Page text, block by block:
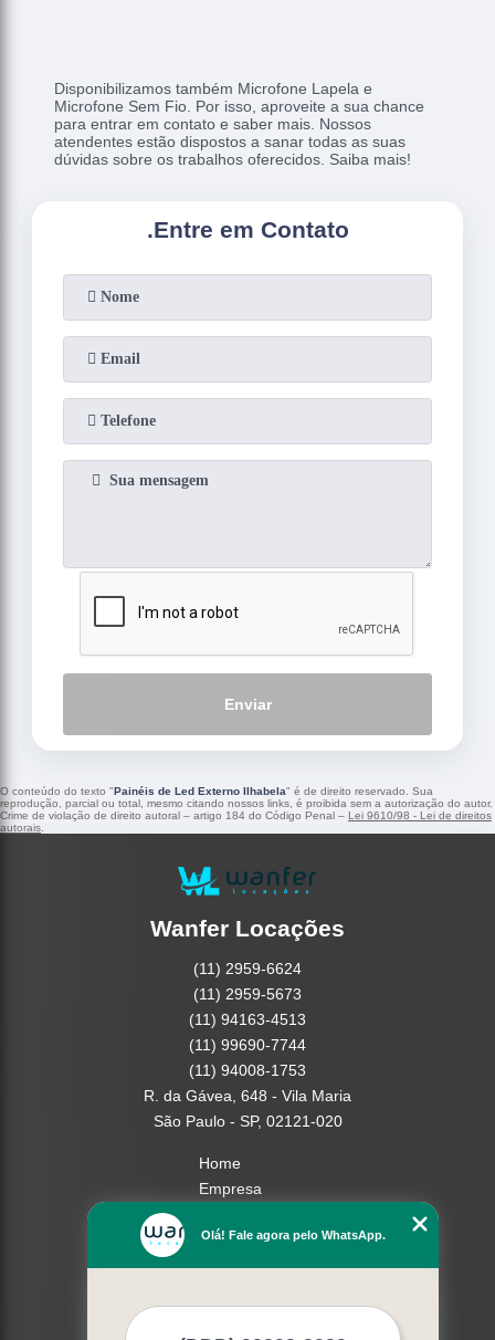
Disponibilizamos também Microfone Lapela e
Microfone Sem Fio. Por isso, aproveite a sua chance
para entrar em contato e saber mais. Nossos
atendentes estão dispostos a sanar todas as suas
dúvidas sobre os trabalhos oferecidos. Saiba mais!
.Entre em Contato
Enviar
O conteúdo do texto "Painéis de Led Externo Ilhabela" é de direito reservado. Sua
reprodução, parcial ou total, mesmo citando nossos links, é proibida sem a autorização do autor.
Crime de violação de direito autoral – artigo 184 do Código Penal – Lei 9610/98 - Lei de direitos
autorais
Wanfer Locações
(11) 2959-6624
(11) 2959-5673
(11) 94163-4513
(11) 99690-7744
(11) 94008-1753
R. da Gávea, 648 - Vila Maria
São Paulo - SP, 02121-020
Home
Empresa
Serviços
Contato
Olá! Fale agora pelo WhatsApp.